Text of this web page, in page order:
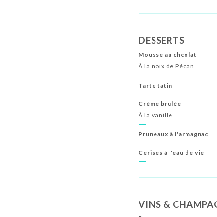
DESSERTS
Mousse au chcolat
À la noix de Pécan
Tarte tatin
Crème brulée
À la vanille
Pruneaux à l'armagnac
Cerises à l'eau de vie
VINS &